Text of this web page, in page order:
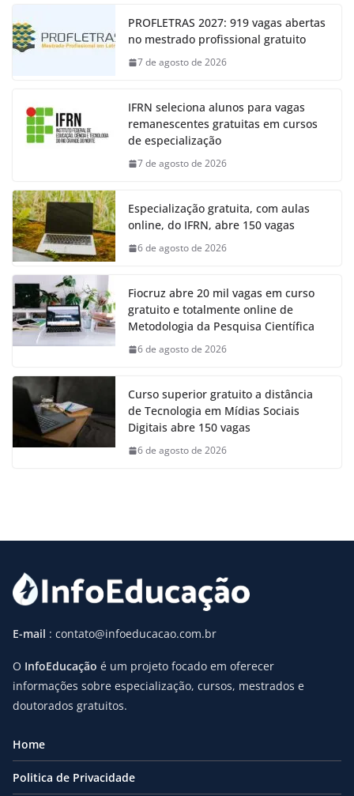
PROFLETRAS 2027: 919 vagas abertas
no mestrado profissional gratuito
7 de agosto de 2026
IFRN seleciona alunos para vagas
remanescentes gratuitas em cursos
de especialização
7 de agosto de 2026
Especialização gratuita, com aulas
online, do IFRN, abre 150 vagas
6 de agosto de 2026
Fiocruz abre 20 mil vagas em curso
gratuito e totalmente online de
Metodologia da Pesquisa Científica
6 de agosto de 2026
Curso superior gratuito a distância
de Tecnologia em Mídias Sociais
Digitais abre 150 vagas
6 de agosto de 2026
E-mail : contato@infoeducacao.com.br
O InfoEducação é um projeto focado em oferecer
informações sobre especialização, cursos, mestrados e
doutorados gratuitos.
Home
Politica de Privacidade